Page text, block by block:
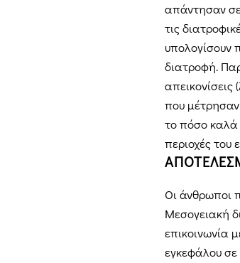
απάντησαν
τις
υπολογίσουν
διατροφή.
απεικονίσεις
που
το πόσο καλά
περιοχές
Οι άνθρωποι
Μεσογειακή
επικοινωνία
εγκεφάλου